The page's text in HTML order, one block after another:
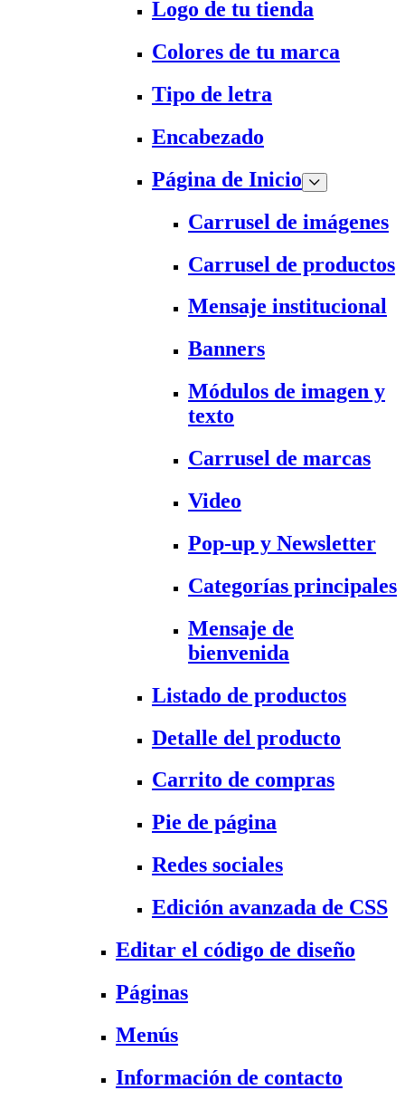
Logo de tu tienda
Colores de tu marca
Tipo de letra
Encabezado
Página de Inicio
Carrusel de imágenes
Carrusel de productos
Mensaje institucional
Banners
Módulos de imagen y
texto
Carrusel de marcas
Video
Pop-up y Newsletter
Categorías principales
Mensaje de
bienvenida
Listado de productos
Detalle del producto
Carrito de compras
Pie de página
Redes sociales
Edición avanzada de CSS
Editar el código de diseño
Páginas
Menús
Información de contacto